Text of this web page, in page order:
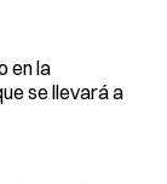
en la
se llevará a